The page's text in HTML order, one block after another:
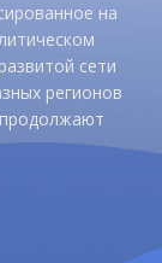
на
сети
регионов